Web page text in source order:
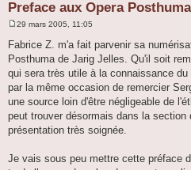
Preface aux Opera
e
s
s
a
g
e
29 mars 2005, 11:05
Fabrice Z. m'a fait parvenir sa
Posthuma de Jarig Jelles. Qu'il soit
qui sera très utile à la connaissance
par la même occasion de remercier
une source loin d'être négligeable de
peut trouver désormais dans la
présentation très soignée.
Je vais sous peu mettre cette préface